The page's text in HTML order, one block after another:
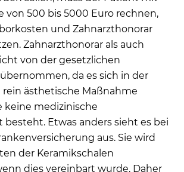
von 500 bis 5000 Euro rechnen,
und Zahnarzthonorar
Zahnarzthonorar als auch
von der gesetzlichen
da es sich in der
rein ästhetische Maßnahme
keine medizinische
Etwas anders sieht es bei
aus. Sie wird
der Keramikschalen
dies vereinbart wurde. Daher